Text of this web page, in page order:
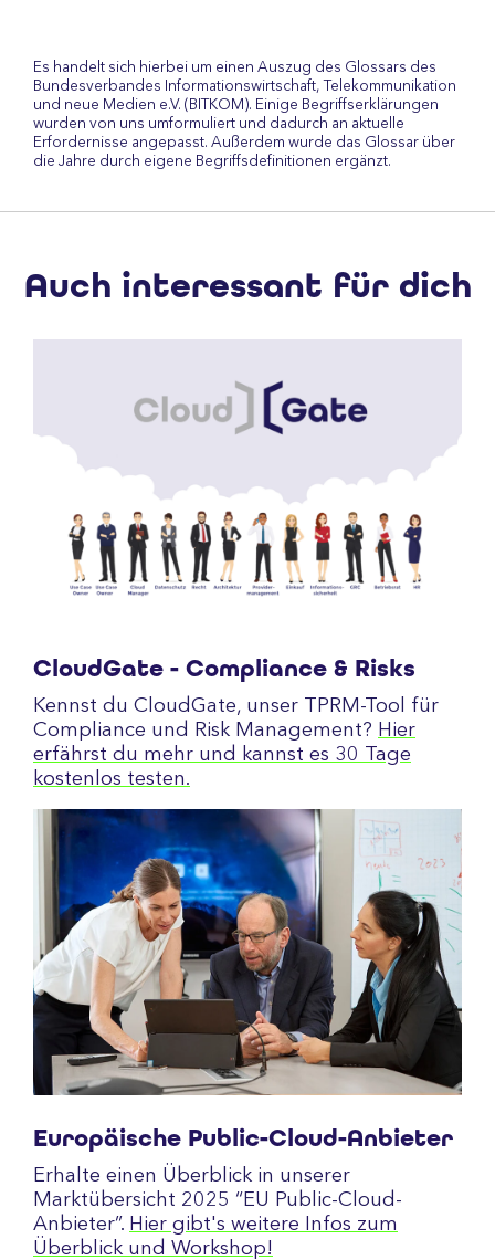
Es handelt sich hierbei um einen Auszug des Glossars des
Bundesverbandes Informationswirtschaft, Telekommunikation
und neue Medien e.V. (BITKOM). Einige Begriffserklärungen
wurden von uns umformuliert und dadurch an aktuelle
Erfordernisse angepasst. Außerdem wurde das Glossar über
die Jahre durch eigene Begriffsdefinitionen ergänzt.
Auch interessant für dich
CloudGate - Compliance & Risks
Kennst du CloudGate, unser TPRM-Tool für
Compliance und Risk Management? Hier
erfährst du mehr und kannst es 30 Tage
kostenlos testen.
Europäische Public-Cloud-Anbieter
Erhalte einen Überblick in unserer
Marktübersicht 2025 “EU Public-Cloud-
Anbieter”. Hier gibt's weitere Infos zum
Überblick und Workshop!